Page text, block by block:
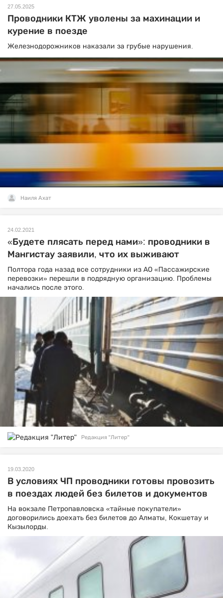
27.05.2025
Проводники КТЖ уволены за махинации и
курение в поезде
Железнодорожников наказали за грубые нарушения.
Наиля Ахат
24.02.2021
«Будете плясать перед нами»: проводники в
Мангистау заявили, что их выживают
Полтора года назад все сотрудники из АО «Пассажирские
перевозки» перешли в подрядную организацию. Проблемы
начались после этого.
Редакция "Литер"
19.03.2020
В условиях ЧП проводники готовы провозить
в поездах людей без билетов и документов
На вокзале Петропавловска «тайные покупатели»
договорились доехать без билетов до Алматы, Кокшетау и
Кызылорды.